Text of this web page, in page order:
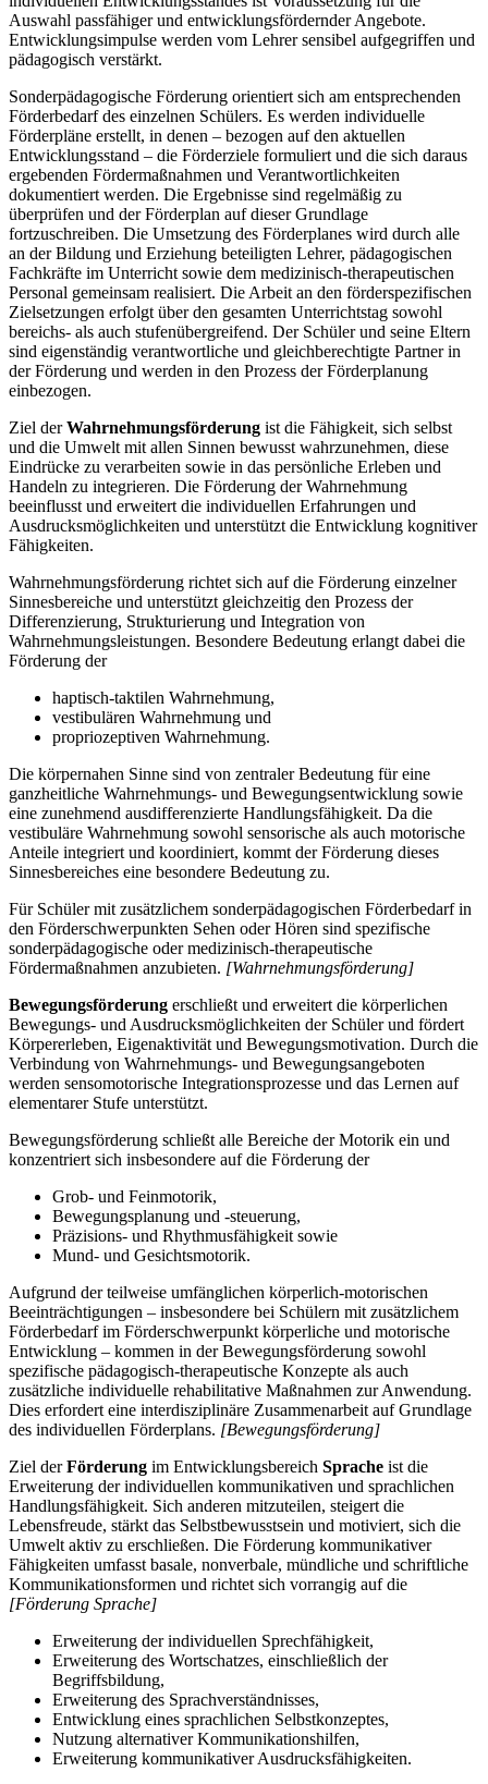
Auswahl passfähiger und entwicklungsfördernder Angebote.
Entwicklungsimpulse werden vom Lehrer sensibel aufgegriffen und
pädagogisch verstärkt.
Sonderpädagogische Förderung orientiert sich am entsprechenden
Förderbedarf des einzelnen Schülers. Es werden individuelle
Förderpläne erstellt, in denen – bezogen auf den aktuellen
Entwicklungsstand – die Förderziele formuliert und die sich daraus
ergebenden Fördermaßnahmen und Verantwortlichkeiten
dokumentiert werden. Die Ergebnisse sind regelmäßig zu
überprüfen und der Förderplan auf dieser Grundlage
fortzuschreiben. Die Umsetzung des Förderplanes wird durch alle
an der Bildung und Erziehung beteiligten Lehrer, pädagogischen
Fachkräfte im Unterricht sowie dem medizinisch-therapeutischen
Personal gemeinsam realisiert. Die Arbeit an den förderspezifischen
Zielsetzungen erfolgt über den gesamten Unterrichtstag sowohl
bereichs- als auch stufenübergreifend. Der Schüler und seine Eltern
sind eigenständig verantwortliche und gleichberechtigte Partner in
der Förderung und werden in den Prozess der Förderplanung
einbezogen.
Ziel derWahrnehmungsförderung ist die Fähigkeit, sich selbst
und die Umwelt mit allen Sinnen bewusst wahrzunehmen, diese
Eindrücke zu verarbeiten sowie in das persönliche Erleben und
Handeln zu integrieren. Die Förderung der Wahrnehmung
beeinflusst und erweitert die individuellen Erfahrungen und
Ausdrucksmöglichkeiten und unterstützt die Entwicklung kognitiver
Fähigkeiten.
Wahrnehmungsförderung richtet sich auf die Förderung einzelner
Sinnesbereiche und unterstützt gleichzeitig den Prozess der
Differenzierung, Strukturierung und Integration von
Wahrnehmungsleistungen. Besondere Bedeutung erlangt dabei die
Förderung der
haptisch-taktilen Wahrnehmung,
vestibulären Wahrnehmung und
propriozeptiven Wahrnehmung.
Die körpernahen Sinne sind von zentraler Bedeutung für eine
ganzheitliche Wahrnehmungs- und Bewegungsentwicklung sowie
eine zunehmend ausdifferenzierte Handlungsfähigkeit. Da die
vestibuläre Wahrnehmung sowohl sensorische als auch motorische
Anteile integriert und koordiniert, kommt der Förderung dieses
Sinnesbereiches eine besondere Bedeutung zu.
Für Schüler mit zusätzlichem sonderpädagogischen Förderbedarf in
den Förderschwerpunkten Sehen oder Hören sind spezifische
sonderpädagogische oder medizinisch-therapeutische
Fördermaßnahmen anzubieten. [Wahrnehmungsförderung]
Bewegungsförderung erschließt und erweitert die körperlichen
Bewegungs- und Ausdrucksmöglichkeiten der Schüler und fördert
Körpererleben, Eigenaktivität und Bewegungsmotivation. Durch die
Verbindung von Wahrnehmungs- und Bewegungsangeboten
werden sensomotorische Integrationsprozesse und das Lernen auf
elementarer Stufe unterstützt.
Bewegungsförderung schließt alle Bereiche der Motorik ein und
konzentriert sich insbesondere auf die Förderung der
Grob- und Feinmotorik,
Bewegungsplanung und -steuerung,
Präzisions- und Rhythmusfähigkeit sowie
Mund- und Gesichtsmotorik.
Aufgrund der teilweise umfänglichen körperlich-motorischen
Beeinträchtigungen – insbesondere bei Schülern mit zusätzlichem
Förderbedarf im Förderschwerpunkt körperliche und motorische
Entwicklung – kommen in der Bewegungsförderung sowohl
spezifische pädagogisch-therapeutische Konzepte als auch
zusätzliche individuelle rehabilitative Maßnahmen zur Anwendung.
Dies erfordert eine interdisziplinäre Zusammenarbeit auf Grundlage
des individuellen Förderplans. [Bewegungsförderung]
Ziel derFörderung im Entwicklungsbereich Sprache ist die
Erweiterung der individuellen kommunikativen und sprachlichen
Handlungsfähigkeit. Sich anderen mitzuteilen, steigert die
Lebensfreude, stärkt das Selbstbewusstsein und motiviert, sich die
Umwelt aktiv zu erschließen. Die Förderung kommunikativer
Fähigkeiten umfasst basale, nonverbale, mündliche und schriftliche
Kommunikationsformen und richtet sich vorrangig auf die
[Förderung Sprache]
Erweiterung der individuellen Sprechfähigkeit,
Erweiterung des Wortschatzes, einschließlich der
Begriffsbildung,
Erweiterung des Sprachverständnisses,
Entwicklung eines sprachlichen Selbstkonzeptes,
Nutzung alternativer Kommunikationshilfen,
Erweiterung kommunikativer Ausdrucksfähigkeiten.